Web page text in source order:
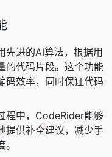
先进的AI算法，根据用
的代码片段。这个功能
码效率，同时保证代码
程中，CodeRider能够
提供补全建议，减少手